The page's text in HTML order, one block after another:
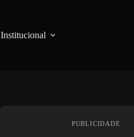
Institucional
PUBLICIDADE